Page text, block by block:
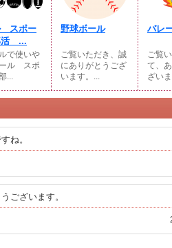
スポー
...
で使いや
ル スポ
...
野球ボール
ご覧いただき、誠
にありがとうござ
います。...
バレ
ご覧
て、
ざい
ね。
ございます。